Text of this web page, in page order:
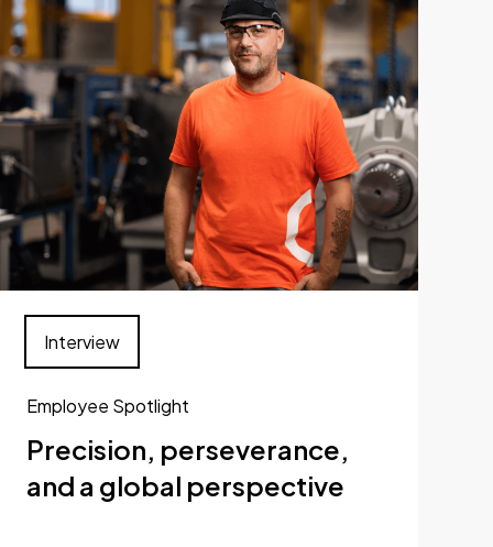
Employee Spotlight
Precision, perseverance,
and a global perspective
Interview